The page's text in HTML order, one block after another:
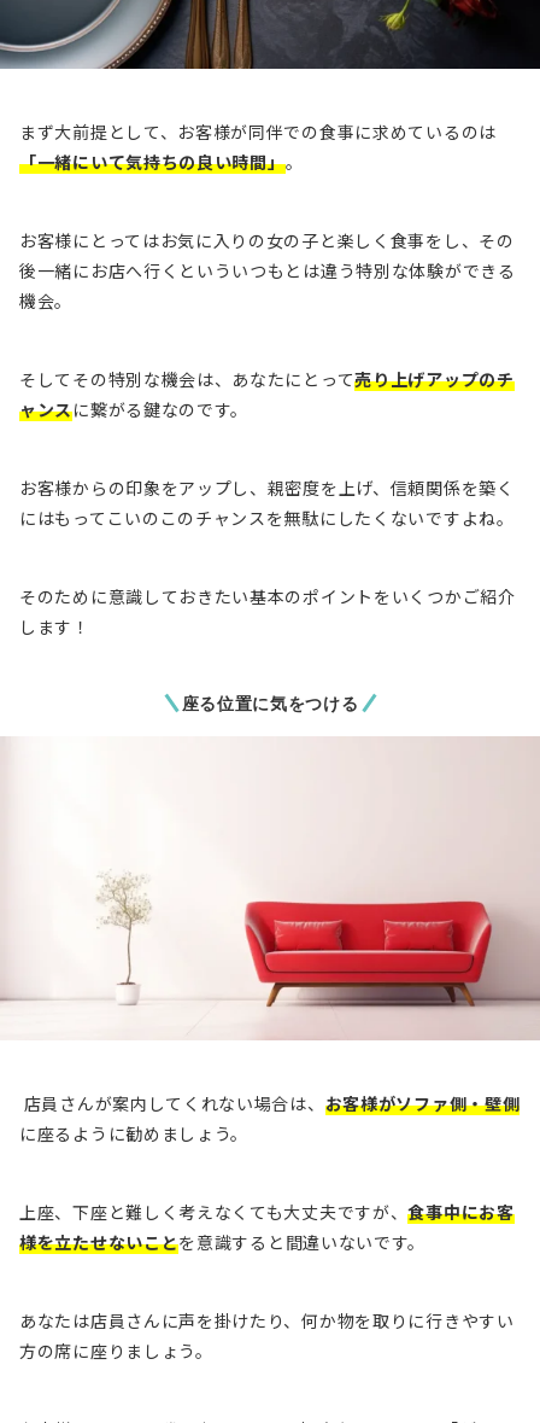
まず大前提として、お客様が同伴での食事に求めているのは
「一緒にいて気持ちの良い時間」。
お客様にとってはお気に入りの女の子と楽しく食事をし、その
後一緒にお店へ行くといういつもとは違う特別な体験ができる
機会。
そしてその特別な機会は、あなたにとって売り上げアップのチ
ャンスに繋がる鍵なのです。
お客様からの印象をアップし、親密度を上げ、信頼関係を築く
にはもってこいのこのチャンスを無駄にしたくないですよね。
そのために意識しておきたい基本のポイントをいくつかご紹介
します！
座る位置に気をつける
店員さんが案内してくれない場合は、 お客様がソファ側・壁側
に座るように勧めましょう。
上座、下座と難しく考えなくても大丈夫ですが、食事中にお客
様を立たせないことを意識すると間違いないです。
あなたは店員さんに声を掛けたり、何か物を取りに行きやすい
方の席に座りましょう。